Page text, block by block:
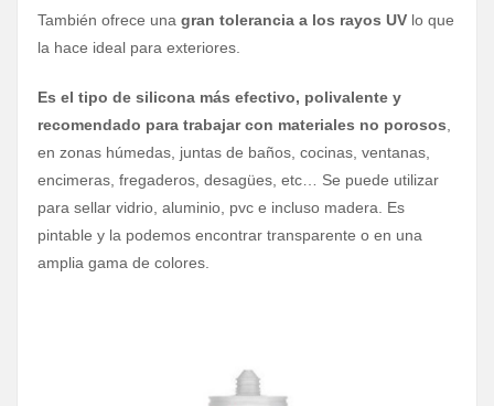
También ofrece una gran tolerancia a los rayos UV lo que
la hace ideal para exteriores.
Es el tipo de silicona más efectivo, polivalente y
recomendado para trabajar con materiales no porosos
en zonas húmedas, juntas de baños, cocinas, ventanas,
encimeras, fregaderos, desagües, etc… Se puede utilizar
para sellar vidrio, aluminio, pvc e incluso madera. Es
pintable y la podemos encontrar transparente o en una
amplia gama de colores.